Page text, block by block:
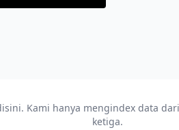
Kami hanya mengindex data
ketiga.